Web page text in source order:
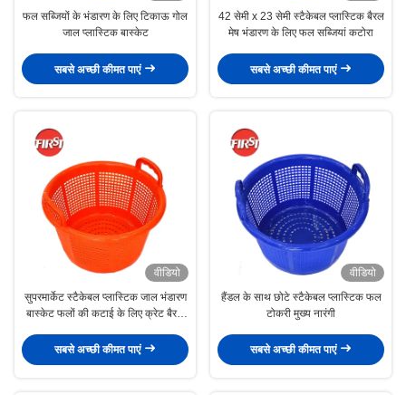
फल सब्जियों के भंडारण के लिए टिकाऊ गोल
जाल प्लास्टिक बास्केट
सबसे अच्छी कीमत पाएं
42 सेमी x 23 सेमी स्टैकेबल प्लास्टिक बैरल
मेष भंडारण के लिए फल सब्जियां कटोरा
सबसे अच्छी कीमत पाएं
वीडियो
सुपरमार्केट स्टैकेबल प्लास्टिक जाल भंडारण
बास्केट फलों की कटाई के लिए क्रेट बैरल
सबसे अच्छी कीमत पाएं
वीडियो
हैंडल के साथ छोटे स्टैकेबल प्लास्टिक फल
टोकरी मुख्य नारंगी
सबसे अच्छी कीमत पाएं